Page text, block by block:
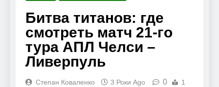
Битва титанов: где
смотреть матч 21-го
тура АПЛ Челси –
Ливерпуль
Степан Коваленко 3 Роки Ago 0
1